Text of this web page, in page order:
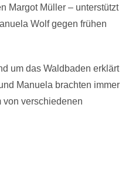
Margot Müller – unterstützt
Wolf gegen frühen
um das Waldbaden erklärt
Manuela brachten immer
von verschiedenen